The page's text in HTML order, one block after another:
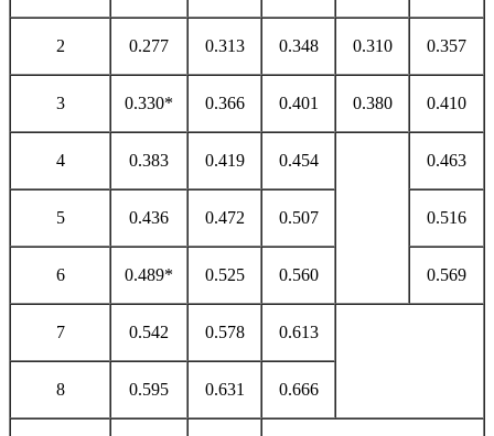
2 0.277 0.313 0.348 0.310 0.357
3 0.330* 0.366 0.401 0.380 0.410
4 0.383 0.419 0.454 0.463
5 0.436 0.472 0.507 0.516
6 0.489* 0.525 0.560 0.569
7 0.542 0.578 0.613
8 0.595 0.631 0.666